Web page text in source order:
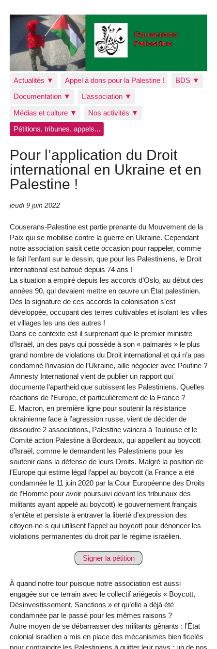
Actualités ▼ Appel à dons pour la Palestine !
BDS ▼
Documentation ▼
L’association ▼
Médias et culture ▼
Nos activités ▼
Pétitions, tribunes, appels...
Pour l’application du Droit
international en Ukraine et en
Palestine !
jeudi 9 juin 2022
Couserans-Palestine est partie prenante du Mouvement de la
Paix qui se mobilise contre la guerre en Ukraine. Cependant
notre association saisit cette occasion pour rappeler, comme
le fait l’enfant sur le dessin, que pour les Palestiniens, le Droit
international est bafoué depuis 74 ans !
La situation a empiré depuis les accords d’Oslo, au début des
années 90, qui devaient mettre en œuvre un État palestinien.
Dès la signature de ces accords la colonisation s’est
développée, occupant des terres cultivables et isolant les villes
et villages les uns des autres !
Dans ce contexte est-il surprenant que le premier ministre
d’Israël, un des pays qui possède à son « palmarès » le plus
grand nombre de violations du Droit international et qui n’a pas
condamné l’invasion de l’Ukraine, aille négocier avec Poutine ?
Amnesty International vient de publier un rapport qui
documente l’apartheid que subissent les Palestiniens. Quelles
réactions de l’Europe, et particulièrement de la France ?
E. Macron, en première ligne pour soutenir la résistance
ukrainienne face à l’agression russe, vient de décider de
dissoudre 2 associations, Palestine vaincra à Toulouse et le
Comité action Palestine à Bordeaux, qui appellent au boycott
d’Israël, comme le demandent les Palestiniens pour les
soutenir dans la défense de leurs Droits. Malgré la position de
l’Europe qui estime légal l’appel au boycott (la France a été
condamnée le 11 juin 2020 par la Cour Européenne des Droits
de l’Homme pour avoir poursuivi devant les tribunaux des
militants ayant appelé au boycott) le gouvernement français
s’entête et persiste à entraver la liberté d’expression des
citoyen-ne-s qui utilisent l’appel au boycott pour dénoncer les
violations permanentes du droit par le régime israélien.
Signer la pétition
À quand notre tour puisque notre association est aussi
engagée sur ce terrain avec le collectif ariégeois « Boycott,
Désinvestissement, Sanctions » et qu’elle a déjà été
condamnée par le passé pour les mêmes raisons ?
Autre moyen de se débarrasser des militants gênants : l’État
colonial israélien a mis en place des mécanismes bien ficelés